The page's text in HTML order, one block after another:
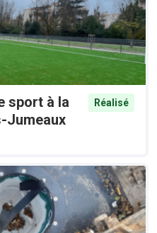
sport à la
Jumeaux
Réalisé